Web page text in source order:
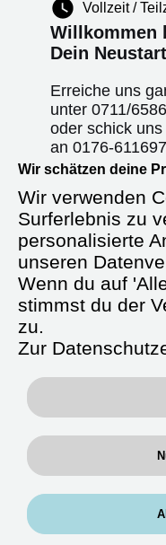
Vollzeit /
Willkommen
Dein
Erreiche uns
unter 0711/
oder schick
an 0176-
Starte durch in
Arbeite auf
Wir schätzen deine
Wir verwenden
Surferlebnis zu
personalisierte
unseren
Wenn du auf
stimmst du der
zu.
Zur